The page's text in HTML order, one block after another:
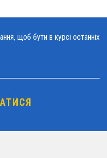
щоб бути в курсі останніх